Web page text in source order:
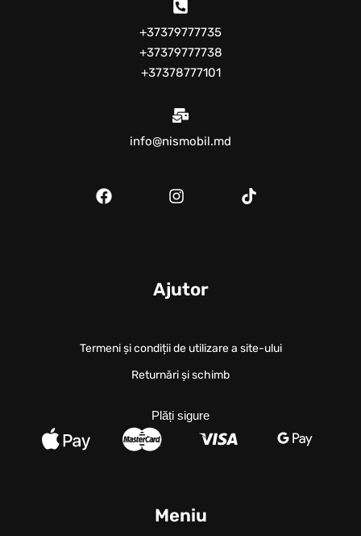
+37379777735
+37379777738
+37378777101
info@nismobil.md
Meniu
Ajutor
Termeni și condiții de utilizare a site-ului
Returnări și schimb
Plăți sigure